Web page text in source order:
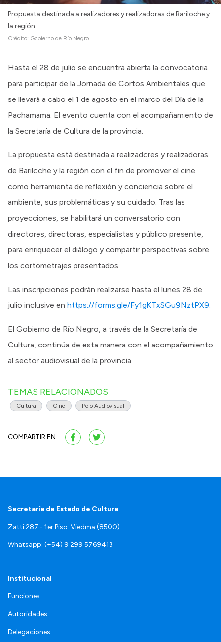
Propuesta destinada a realizadores y realizadoras de Bariloche y
la región
Crédito: Gobierno de Río Negro
Hasta el 28 de julio se encuentra abierta la convocatoria
para participar de la Jornada de Cortos Ambientales que
se llevará a cabo el 1 de agosto en el marco del Día de la
Pachamama. El evento cuenta con el acompañamiento de
la Secretaría de Cultura de la provincia.
La propuesta está destinada a realizadores y realizadoras
de Bariloche y la región con el fin de promover el cine
como herramienta de reflexión y conciencia sobre el
ambiente, sus problemáticas y su cuidado. Tras las
proyecciones, se habilitará un conversatorio con
directores, directoras, especialistas y público presente,
para enriquecer el diálogo y compartir perspectivas sobre
los cortometrajes presentados.
Las inscripciones podrán realizarse hasta el lunes 28 de
julio inclusive en https://forms.gle/Fy1gKTxSGu9NztPX9.
El Gobierno de Río Negro, a través de la Secretaría de
Cultura, continúa de esta manera con el acompañamiento
al sector audiovisual de la provincia.
TEMAS RELACIONADOS
Cultura Cine Polo Audiovisual
COMPARTIR EN:
Secretaría de Estado de Cultura
Zatti 287 - 1er Piso. Viedma (8500)
Whatsapp: (+54) 9 299 5769413
Institucional
Funciones
Autoridades
Delegaciones